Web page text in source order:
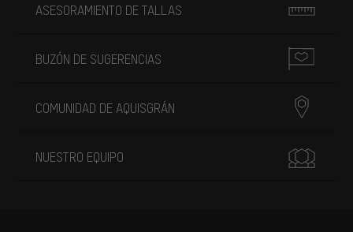
ASESORAMIENTO DE TALLAS
BUZÓN DE SUGERENCIAS
COMUNIDAD DE AQUISGRÁN
NUESTRO EQUIPO